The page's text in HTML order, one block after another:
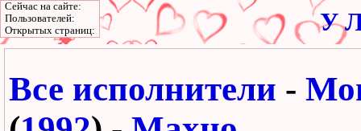
У
Все исполнители -
Сейчас на сайте:
Пользователей:
Открытых страниц: